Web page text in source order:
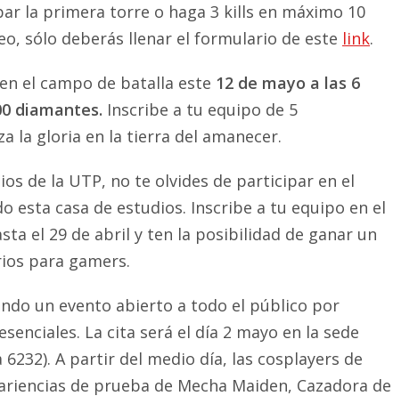
la primera torre o haga 3 kills en máximo 10
sólo deberás llenar el formulario de este link.
el campo de batalla este 12 de mayo a las 6
diamantes. Inscribe a tu equipo de 5
la gloria en la tierra del amanecer.
de la UTP, no te olvides de participar en el
esta casa de estudios. Inscribe a tu equipo en el
el 29 de abril y ten la posibilidad de ganar un
para gamers.
un evento abierto a todo el público por
La cita será el día 2 mayo en la sede
A partir del medio día, las cosplayers de
de prueba de Mecha Maiden, Cazadora de